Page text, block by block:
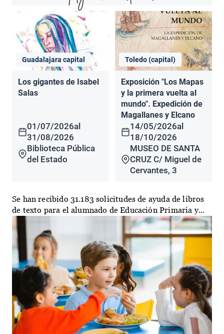
Guadalajara capital
Los gigantes de Isabel
Salas
01/07/2026al
31/08/2026
Biblioteca Pública
del Estado
Toledo (capital)
Exposición "Los Mapas
y la primera vuelta al
mundo". Expedición de
Magallanes y Elcano
14/05/2026al
18/10/2026
MUSEO DE SANTA
CRUZ C/ Miguel de
Cervantes, 3
Se han recibido 31.183 solicitudes de ayuda de libros
de texto para el alumnado de Educación Primaria y...